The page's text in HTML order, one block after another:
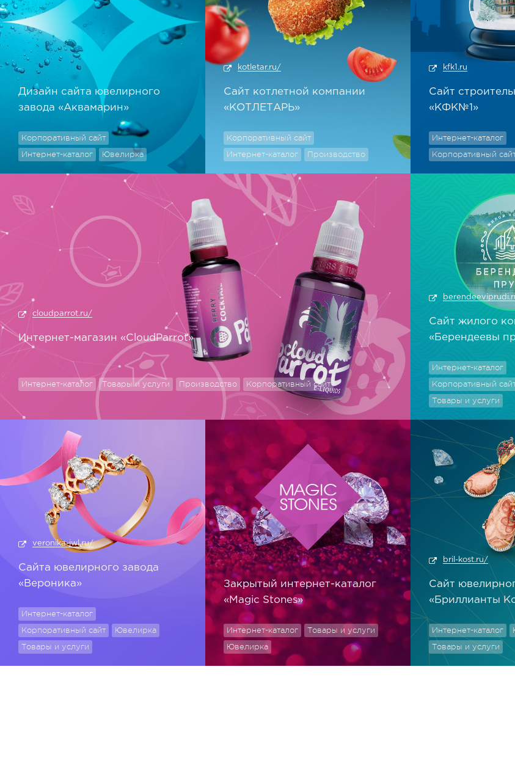
Дизайн сайта ювелирного
завода «Аквамарин»
Корпоративный сайт
Интернет-каталог
Ювелирка
kotletar.ru/
Сайт котлетной компании
«КОТЛЕТАРЬ»
Корпоративный сайт
Интернет-каталог
Производство
kfk1.ru
Сайт
«КФК№1»
Интернет-каталог
Корпоративный
cloudparrot.ru/
Интернет-магазин «CloudParrot»
Интернет-каталог Товары и услуги Производство Корпоративный сайт
Сайт жилого
«Берендеевы
Интернет-каталог
Корпоративный
Товары и услуги
veronika-jwl.ru/
Сайта ювелирного завода
«Вероника»
Интернет-каталог
Корпоративный сайт
Ювелирка
Товары и услуги
Закрытый интернет-каталог
«Magic Stones»
Интернет-каталог
Товары и услуги
Ювелирка
bril-kost.ru/
Cайт
«Бриллианты
Интернет-каталог
Товары и услуги